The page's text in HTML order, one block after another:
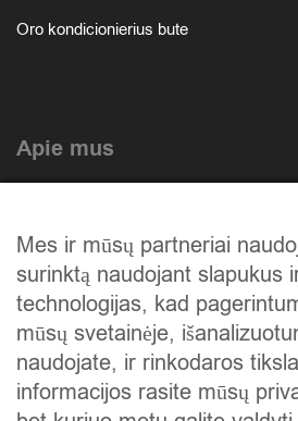
Oro kondicionierius bute
Apie mus
Mūsų istorija
Privatumo politika
Slapukų politika
Atsiskaitymas
Mes ir mūsų partneriai
surinktą naudojant slapukus
technologijas, kad
mūsų svetainėje,
naudojate, ir rinkodaros
informacijos rasite mūsų